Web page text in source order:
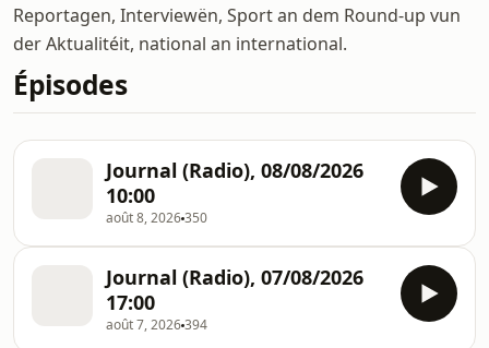
Reportagen, Interviewën, Sport an dem Round-up vun
der Aktualitéit, national an international.
Épisodes
Journal (Radio), 08/08/2026
10:00
août 8, 2026350
Journal (Radio), 07/08/2026
17:00
août 7, 2026394